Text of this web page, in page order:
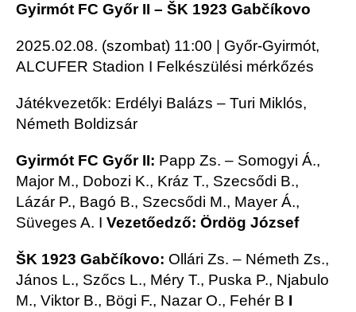
Gyirmót FC Győr II – ŠK 1923 Gabčíkovo
2025.02.08. (szombat) 11:00 | Győr-Gyirmót,
ALCUFER Stadion I Felkészülési mérkőzés
Játékvezetők: Erdélyi Balázs – Turi Miklós,
Németh Boldizsár
Gyirmót FC Győr II: Papp Zs. – Somogyi Á.,
Major M., Dobozi K., Kráz T., Szecsődi B.,
Lázár P., Bagó B., Szecsődi M., Mayer Á.,
Süveges A. I Vezetőedző: Ördög József
ŠK 1923 Gabčíkovo: Ollári Zs. – Németh Zs.,
János L., Szőcs L., Méry T., Puska P., Njabulo
M., Viktor B., Bögi F., Nazar O., Fehér B I